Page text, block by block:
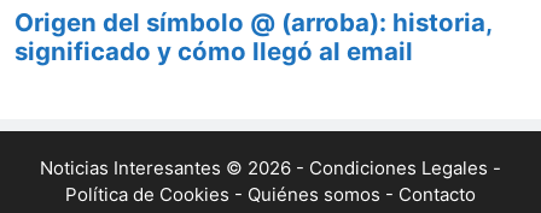
Noticias Interesantes © 2026 - Condiciones Legales -
Política de Cookies - Quiénes somos - Contacto